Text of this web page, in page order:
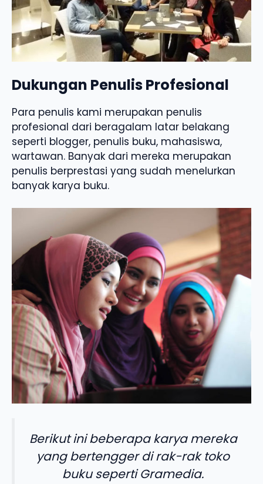
Dukungan Penulis Profesional
Para penulis kami merupakan penulis
profesional dari beragalam latar belakang
seperti blogger, penulis buku, mahasiswa,
wartawan. Banyak dari mereka merupakan
penulis berprestasi yang sudah menelurkan
banyak karya buku.
Berikut ini beberapa karya mereka
yang bertengger di rak-rak toko
buku seperti Gramedia.